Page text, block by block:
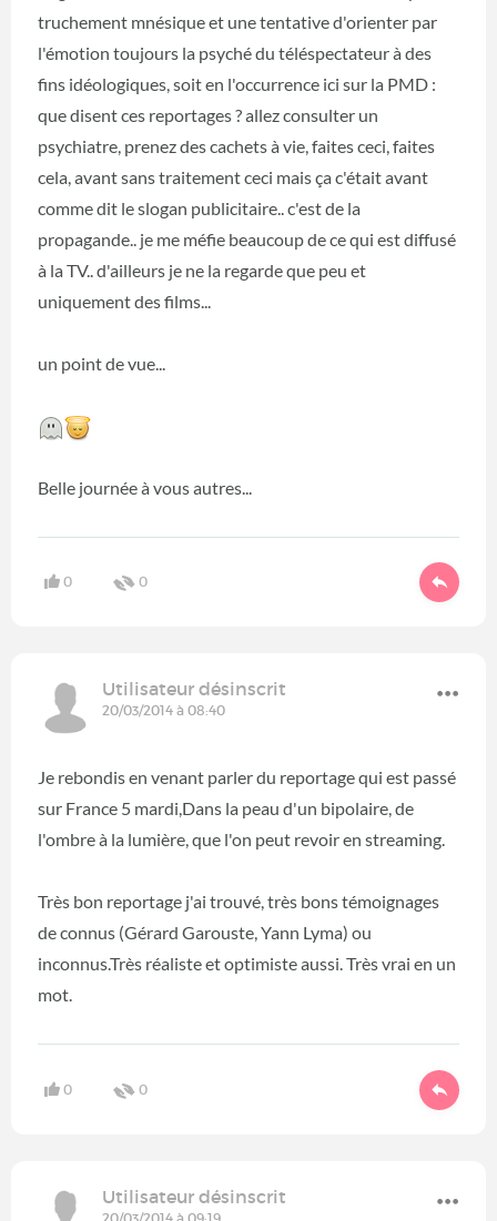
truchement mnésique et une tentative d'orienter par
l'émotion toujours la psyché du téléspectateur à des
fins idéologiques, soit en l'occurrence ici sur la PMD :
que disent ces reportages ? allez consulter un
psychiatre, prenez des cachets à vie, faites ceci, faites
cela, avant sans traitement ceci mais ça c'était avant
comme dit le slogan publicitaire.. c'est de la
propagande.. je me méfie beaucoup de ce qui est diffusé
à la TV.. d'ailleurs je ne la regarde que peu et
uniquement des films...
un point de vue...
Belle journée à vous autres...
0 0
Utilisateur désinscrit
20/03/2014 à 08:40
Je rebondis en venant parler du reportage qui est passé
sur France 5 mardi,Dans la peau d'un bipolaire, de
l'ombre à la lumière, que l'on peut revoir en streaming.
Très bon reportage j'ai trouvé, très bons témoignages
de connus (Gérard Garouste, Yann Lyma) ou
inconnus.Très réaliste et optimiste aussi. Très vrai en un
mot.
0 0
Utilisateur désinscrit